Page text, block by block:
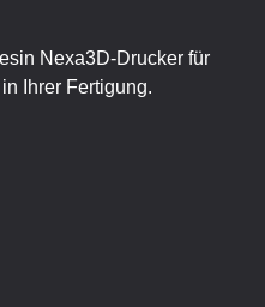
Nexa3D-Drucker für
Ihrer Fertigung.